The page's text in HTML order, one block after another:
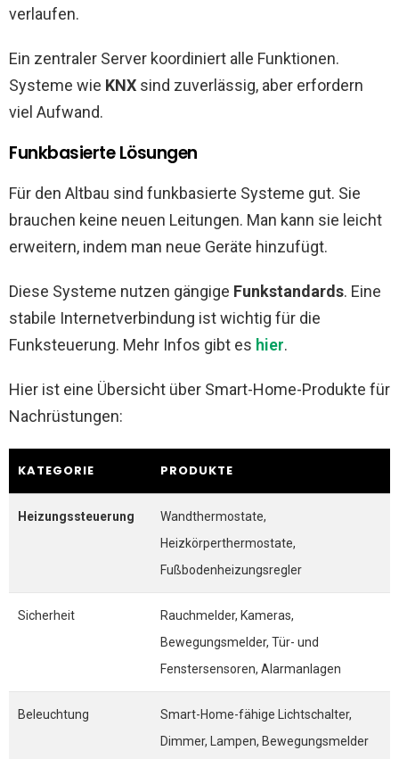
verlaufen.
Ein zentraler Server koordiniert alle Funktionen.
Systeme wie KNX sind zuverlässig, aber erfordern
viel Aufwand.
Funkbasierte Lösungen
Für den Altbau sind funkbasierte Systeme gut. Sie
brauchen keine neuen Leitungen. Man kann sie leicht
erweitern, indem man neue Geräte hinzufügt.
Diese Systeme nutzen gängige Funkstandards. Eine
stabile Internetverbindung ist wichtig für die
Funksteuerung. Mehr Infos gibt es hier.
Hier ist eine Übersicht über Smart-Home-Produkte für
Nachrüstungen:
KATEGORIE PRODUKTE
Heizungssteuerung
Wandthermostate,
Heizkörperthermostate,
Fußbodenheizungsregler
Sicherheit
Rauchmelder, Kameras,
Bewegungsmelder, Tür- und
Fenstersensoren, Alarmanlagen
Beleuchtung
Smart-Home-fähige Lichtschalter,
Dimmer, Lampen, Bewegungsmelder